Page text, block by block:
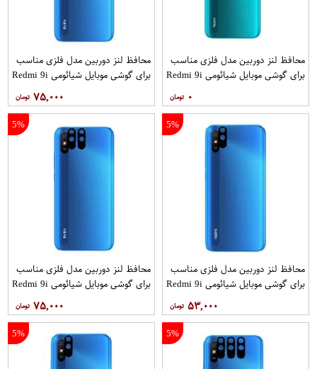
محافظ لنز دوربین مدل فلزی مناسب
برای گوشی موبایل شیائومی Redmi 9i
۰
محافظ لنز دوربین مدل فلزی مناسب
برای گوشی موبایل شیائومی Redmi 9i
۷۵,۰۰۰
5%
محافظ لنز دوربین مدل فلزی مناسب
برای گوشی موبایل شیائومی Redmi 9i
۵۳,۰۰۰
5%
محافظ لنز دوربین مدل فلزی مناسب
برای گوشی موبایل شیائومی Redmi 9i
۷۵,۰۰۰
5%
5%